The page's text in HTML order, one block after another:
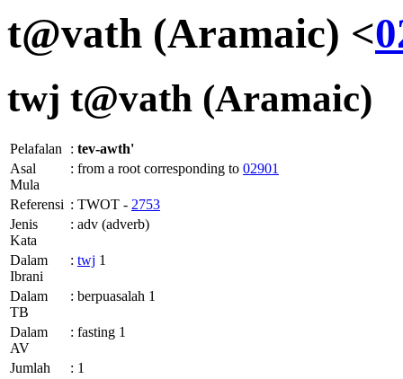
t@vath (Aramaic) <
twj t@vath (Aramaic)
Pelafalan : tev-awth'
Asal
Mula
: from a root corresponding to 02901
Referensi : TWOT - 2753
Jenis
Kata
: adv (adverb)
Dalam
Ibrani
: twj 1
Dalam
TB
: berpuasalah 1
Dalam
AV
: fasting 1
Jumlah : 1